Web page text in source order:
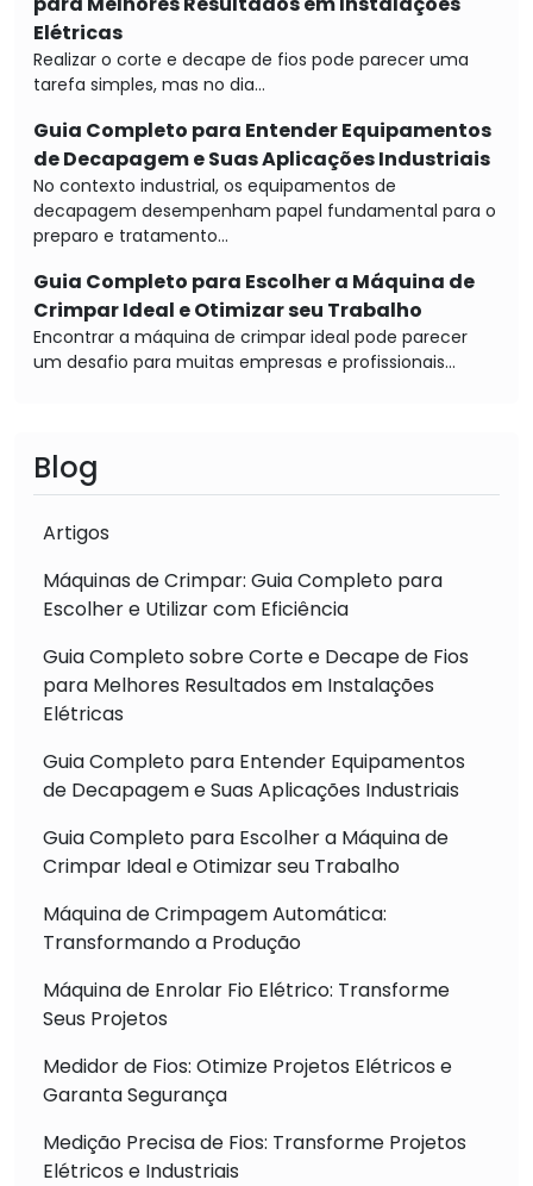
Elétricas
Realizar o corte e decape de fios pode parecer uma
tarefa simples, mas no dia...
Guia Completo para Entender Equipamentos
de Decapagem e Suas Aplicações Industriais
No contexto industrial, os equipamentos de
decapagem desempenham papel fundamental para o
preparo e tratamento...
Guia Completo para Escolher a Máquina de
Crimpar Ideal e Otimizar seu Trabalho
Encontrar a máquina de crimpar ideal pode parecer
um desafio para muitas empresas e profissionais...
Blog
Artigos
Máquinas de Crimpar: Guia Completo para
Escolher e Utilizar com Eficiência
Guia Completo sobre Corte e Decape de Fios
para Melhores Resultados em Instalações
Elétricas
Guia Completo para Entender Equipamentos
de Decapagem e Suas Aplicações Industriais
Guia Completo para Escolher a Máquina de
Crimpar Ideal e Otimizar seu Trabalho
Máquina de Crimpagem Automática:
Transformando a Produção
Máquina de Enrolar Fio Elétrico: Transforme
Seus Projetos
Medidor de Fios: Otimize Projetos Elétricos e
Garanta Segurança
Medição Precisa de Fios: Transforme Projetos
Elétricos e Industriais